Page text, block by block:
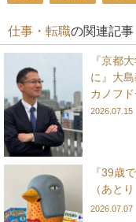
仕事・転職の関連記事
『京都
に』大
カノフ
2026.07.15
『39歳
（あと
2026.07.07